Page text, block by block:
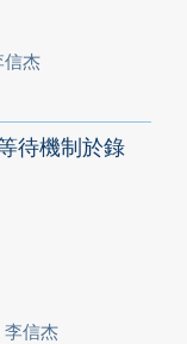
信杰
待機制於錄
李信杰